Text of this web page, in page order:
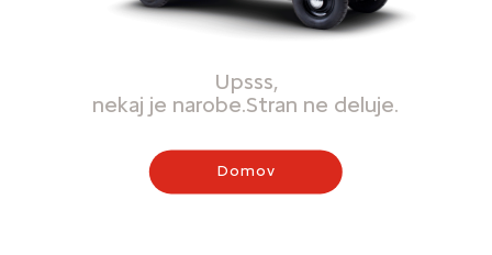
Upsss,
nekaj je narobe.Stran ne deluje.
Domov